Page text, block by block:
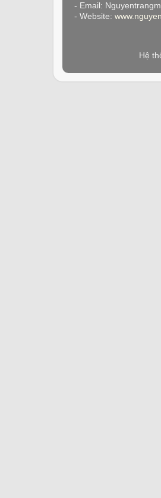
- Email:
- Website:
Hệ